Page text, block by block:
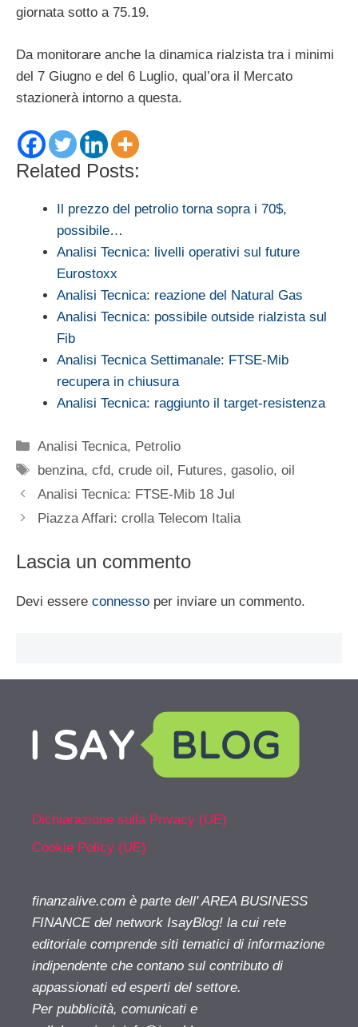
giornata sotto a 75.19.
Da monitorare anche la dinamica rialzista tra i minimi
del 7 Giugno e del 6 Luglio, qual’ora il Mercato
stazionerà intorno a questa.
Related Posts:
Il prezzo del petrolio torna sopra i 70$,
possibile…
Analisi Tecnica: livelli operativi sul future
Eurostoxx
Analisi Tecnica: reazione del Natural Gas
Analisi Tecnica: possibile outside rialzista sul
Fib
Analisi Tecnica Settimanale: FTSE-Mib
recupera in chiusura
Analisi Tecnica: raggiunto il target-resistenza
Categorie
Analisi Tecnica, Petrolio
Tag
benzina,cfd,crude oil, Futures,gasolio,oil
Analisi Tecnica: FTSE-Mib 18 Jul
Piazza Affari: crolla Telecom Italia
Lascia un commento
Devi essere connesso per inviare un commento.
Dichiarazione sulla Privacy (UE)
Cookie Policy (UE)
finanzalive.com è parte dell' AREA BUSINESS
FINANCE del network IsayBlog! la cui rete
editoriale comprende siti tematici di informazione
indipendente che contano sul contributo di
appassionati ed esperti del settore.
Per pubblicità, comunicati e